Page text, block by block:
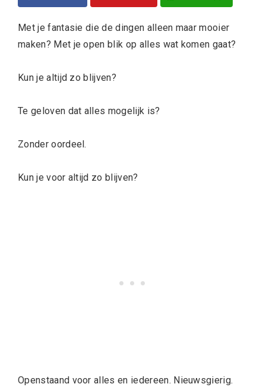
Met je fantasie die de dingen alleen maar mooier
maken? Met je open blik op alles wat komen gaat?
Kun je altijd zo blijven?
Te geloven dat alles mogelijk is?
Zonder oordeel.
Kun je voor altijd zo blijven?
Openstaand voor alles en iedereen. Nieuwsgierig.